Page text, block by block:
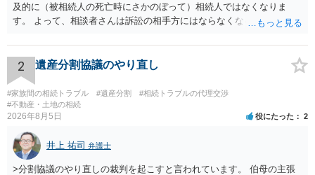
及的に（被相続人の死亡時にさかのぼって）相続人ではなくなりま
す。 よって、相談者さんは訴訟の相手方にはならなくなるので（明け
理証明を家庭裁判所で取得し、コピーを答弁書に添えて裁判所に提出
してください。 質問２について 請求棄却を求める答弁書を提出すれ
ば、第１回期日は出席する必要がありません。その日は差支え（用事
があり出席できない）との記載で十分です。 質問３について 弁護士で
はないので、ｍｉｎｔｓでの提出の必要は無いと思います。郵送（期
限までに届けばよい）で十分です。 詳細は、書面記載の裁判所書記官
にお問い合わせください。 以上、ご参考まで。
2 遺産分割協議のやり直し
#家族間の相続トラブル #遺産分割
#相続トラブルの代理交渉
#不動産・土地の相続
2026年8月5日 役にたった 2
井上 祐司 弁護士
>分割協議のやり直しの裁判を起こすと言われています。 伯母の主張